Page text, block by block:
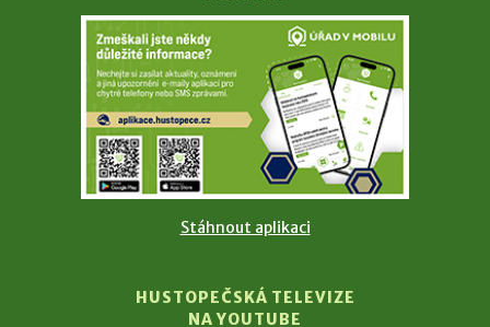
Stáhnout aplikaci
HUSTOPEČSKÁ TELEVIZE
NA YOUTUBE